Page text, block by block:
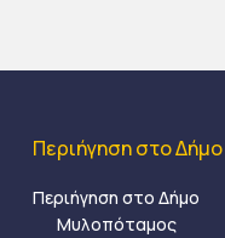
Περιήγηση στο Δήμο
Περιήγηση στο Δήμο
Μυλοπόταμος